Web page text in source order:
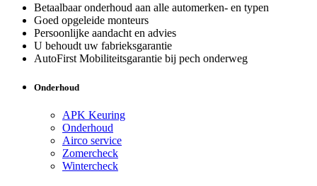
Betaalbaar onderhoud aan alle automerken- en typen
Goed opgeleide monteurs
Persoonlijke aandacht en advies
U behoudt uw fabrieksgarantie
AutoFirst Mobiliteitsgarantie bij pech onderweg
Onderhoud
APK Keuring
Onderhoud
Airco service
Zomercheck
Wintercheck